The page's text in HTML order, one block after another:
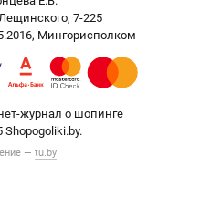
7-225
Мингорисполком
журнал о шопинге
Shopogoliki.by.
— tu.by